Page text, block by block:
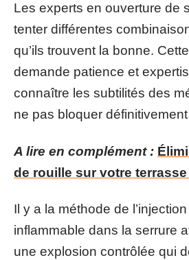
Les experts en ouverture de
tenter différentes
qu’ils trouvent la bonne.
demande patience et
connaître les subtilités des
ne pas bloquer
A lire en complément :
de rouille sur votre
Il y a la méthode de l’injection
inflammable dans la serrure
une explosion contrôlée qui